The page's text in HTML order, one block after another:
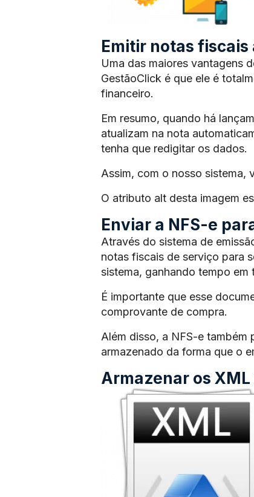
Emitir notas
Uma das maiores vantagens
GestãoClick é que ele é
financeiro.
Em resumo, quando há
atualizam na nota
tenha que redigitar os dados.
Assim, com o nosso sistema,
O atributo alt desta imagem
Enviar a NFS-e
Através do sistema de
notas fiscais de serviço para
sistema, ganhando tempo em
É importante que esse
comprovante de compra.
Além disso, a NFS-e também
armazenado da forma que o
Armazenar os